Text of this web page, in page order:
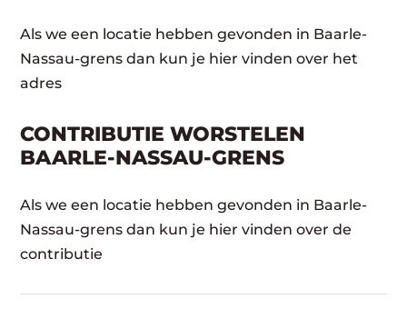
Als we een locatie hebben gevonden in Baarle-
Nassau-grens dan kun je hier vinden over het
adres
CONTRIBUTIE WORSTELEN
BAARLE-NASSAU-GRENS
Als we een locatie hebben gevonden in Baarle-
Nassau-grens dan kun je hier vinden over de
contributie